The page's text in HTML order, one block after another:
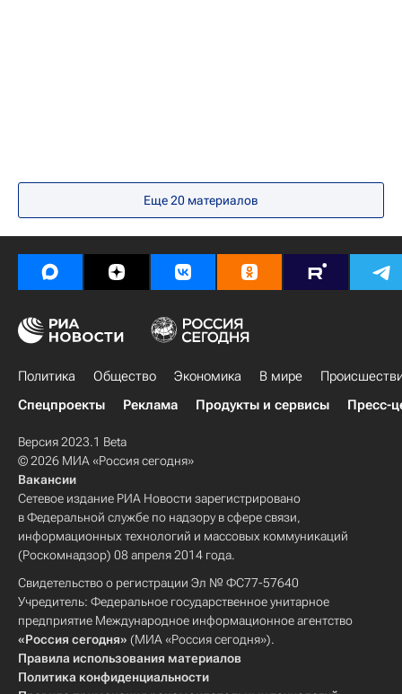
Еще20 материалов
Политика Общество Экономика В мире
Спецпроекты
Реклама Продукты и сервисы Пресс-
Версия 2023.1 Beta
© 2026 МИА «Россия сегодня»
Вакансии
Сетевое издание РИА Новости зарегистрировано
в Федеральной службе по надзору в сфере связи,
информационных технологий и массовых коммуникаций
(Роскомнадзор) 08 апреля 2014 года.
Свидетельство о регистрации Эл № ФС77-57640
Учредитель: Федеральное государственное унитарное
предприятие Международное информационное агентство
«Россия сегодня» (МИА «Россия сегодня»).
Правила использования материалов
Политика конфиденциальности